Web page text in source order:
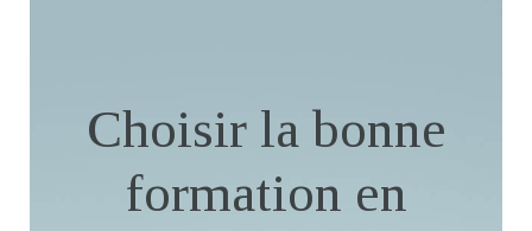
Choisir la bonne
formation en